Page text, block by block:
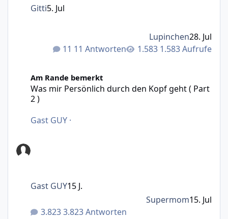
11 Antworten 1.583 Aufrufe
Gitti5. Jul
Lupinchen28. Jul
Am Rande bemerkt
Was mir Persönlich durch den Kopf geht ( Part
2 )
Gast GUY ·
3.823 Antworten
Gast GUY15 J.
Supermom15. Jul